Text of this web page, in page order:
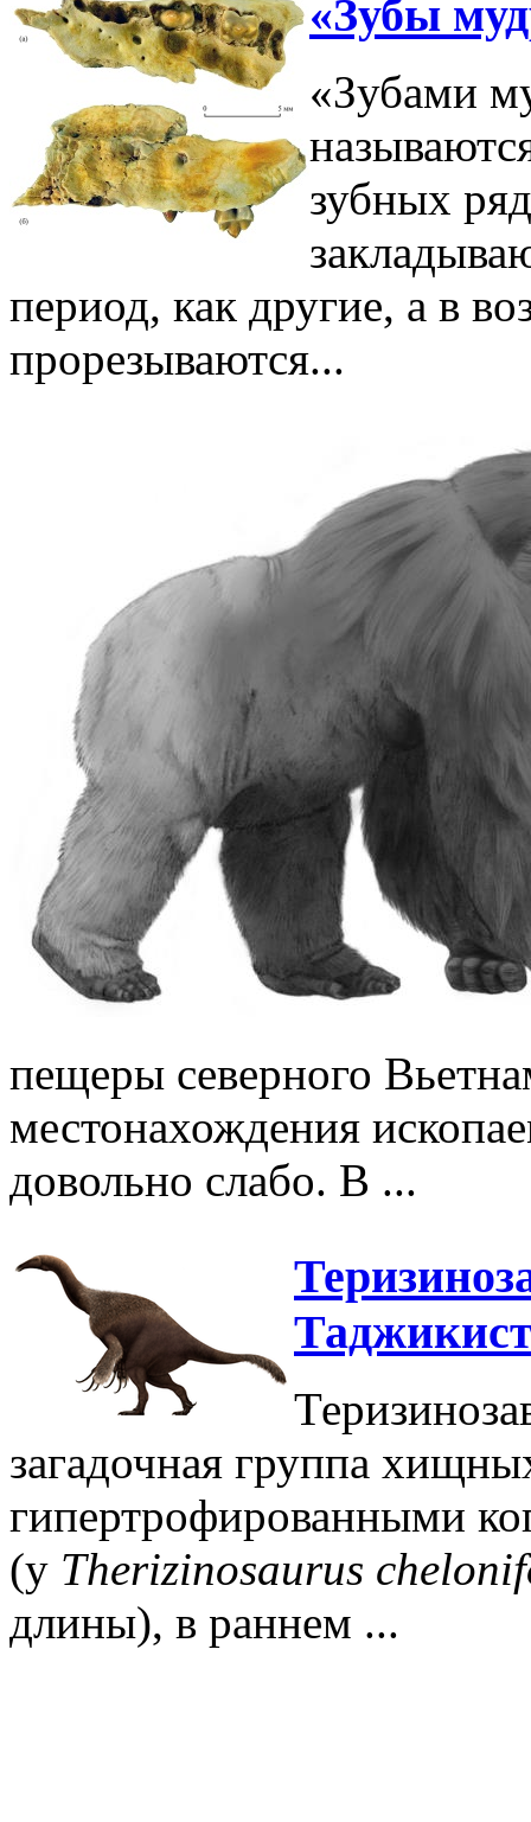
«Зубы
«Зубами
зубных
период, как другие, а в
прорезываются...
пещеры северного
местонахождения
довольно слабо. В ...
загадочная группа
гипертрофированными
(у Therizinosaurus
длины), в раннем ...